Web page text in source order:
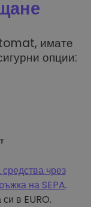
имате
опции:
чрез
на SEPA.
в EURO.